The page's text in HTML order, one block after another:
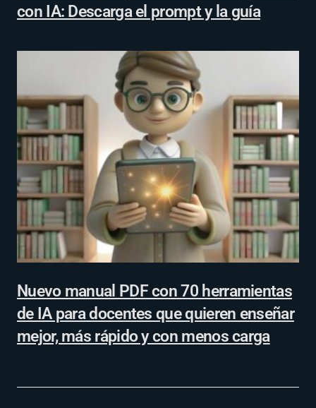
con IA: Descarga el prompt y la guía
Nuevo manual PDF con 70 herramientas
de IA para docentes que quieren enseñar
mejor, más rápido y con menos carga